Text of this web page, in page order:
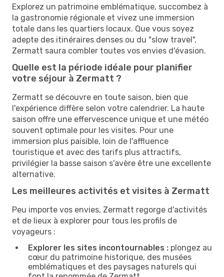
Explorez un patrimoine emblématique, succombez à
la gastronomie régionale et vivez une immersion
totale dans les quartiers locaux. Que vous soyez
adepte des itinéraires denses ou du "slow travel",
Zermatt saura combler toutes vos envies d'évasion.
Quelle est la période idéale pour planifier
votre séjour à Zermatt ?
Zermatt se découvre en toute saison, bien que
l'expérience diffère selon votre calendrier. La haute
saison offre une effervescence unique et une météo
souvent optimale pour les visites. Pour une
immersion plus paisible, loin de l'affluence
touristique et avec des tarifs plus attractifs,
privilégier la basse saison s'avère être une excellente
alternative.
Les meilleures activités et visites à Zermatt
Peu importe vos envies, Zermatt regorge d'activités
et de lieux à explorer pour tous les profils de
voyageurs :
Explorer les sites incontournables : plongez au
cœur du patrimoine historique, des musées
emblématiques et des paysages naturels qui